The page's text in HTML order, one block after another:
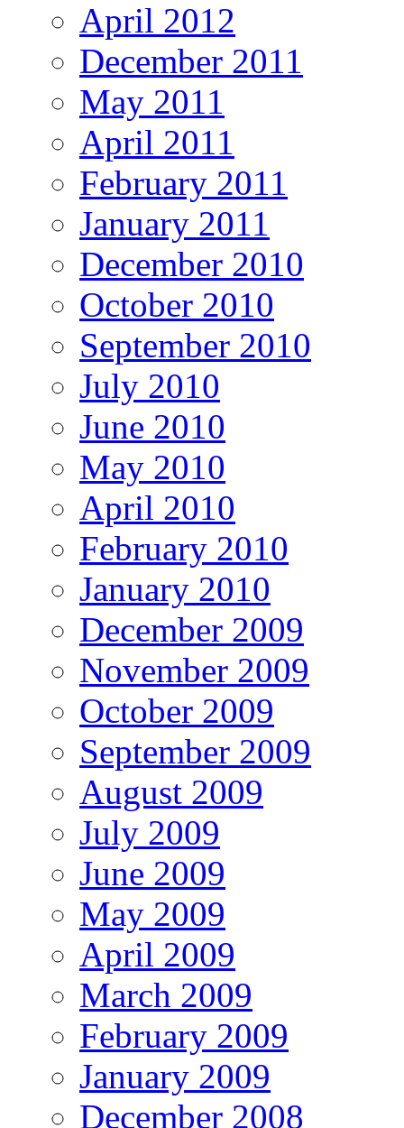
April 2012
December 2011
May 2011
April 2011
February 2011
January 2011
December 2010
October 2010
September 2010
July 2010
June 2010
May 2010
April 2010
February 2010
January 2010
December 2009
November 2009
October 2009
September 2009
August 2009
July 2009
June 2009
May 2009
April 2009
March 2009
February 2009
January 2009
December 2008